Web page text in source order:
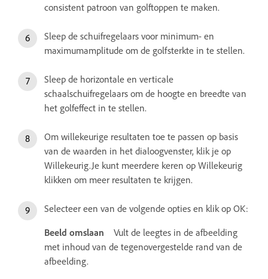
consistent patroon van golftoppen te maken.
Sleep de schuifregelaars voor minimum- en
maximumamplitude om de golfsterkte in te stellen.
Sleep de horizontale en verticale
schaalschuifregelaars om de hoogte en breedte van
het golfeffect in te stellen.
Om willekeurige resultaten toe te passen op basis
van de waarden in het dialoogvenster, klik je op
Willekeurig.Je kunt meerdere keren op Willekeurig
klikken om meer resultaten te krijgen.
Selecteer een van de volgende opties en klik op OK:
Beeld omslaan
Vult de leegtes in de afbeelding
met inhoud van de tegenovergestelde rand van de
afbeelding.